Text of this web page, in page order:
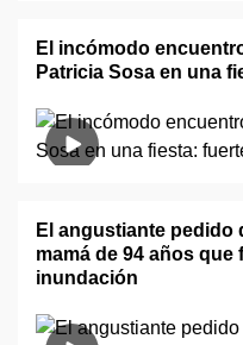
El incómodo
Patricia Sosa en una
El angustiante pedido
mamá de 94 años que
inundación